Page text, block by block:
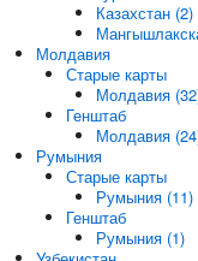
Казахстан (2)
Молдавия
Старые карты
Молдавия
Генштаб
Молдавия
Румыния
Старые карты
Румыния (11)
Генштаб
Румыния (1)